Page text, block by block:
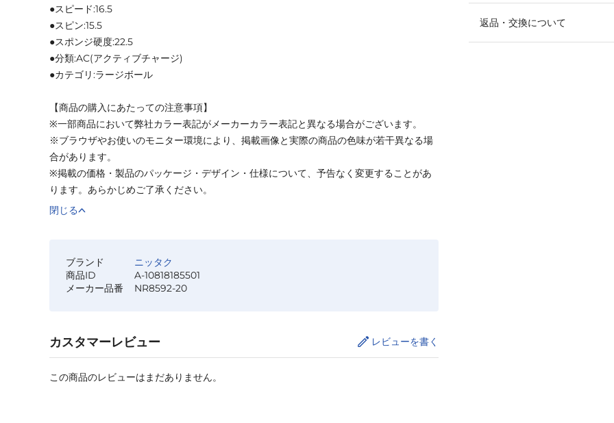
返品・交換について
●スピード:16.5
●スピン:15.5
●スポンジ硬度:22.5
●分類:AC(アクティブチャージ)
●カテゴリ:ラージボール
【商品の購入にあたっての注意事項】
※一部商品において弊社カラー表記がメーカーカラー表記と異なる場合がございます。
※ブラウザやお使いのモニター環境により、掲載画像と実際の商品の色味が若干異なる場
合があります。
※掲載の価格・製品のパッケージ・デザイン・仕様について、予告なく変更することがあ
ります。あらかじめご了承ください。
閉じる
ブランド
ニッタク
商品ID
A-10818185501
メーカー品番
NR8592-20
カスタマーレビュー レビューを書く
この商品のレビューはまだありません。